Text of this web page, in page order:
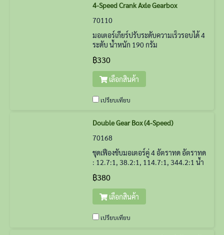
4-Speed Crank Axle Gearbox
70110
มอเตอร์เกียร์ปรับระดับความเร็วรอบได้ 4
ระดับ น้ำหนัก 190 กรัม
฿330
เลือกสินค้า
เปรียบเทียบ
Double Gear Box (4-Speed)
70168
ชุดเฟืองขับมอเตอร์คู่ 4 อัตราทด อัตราทด
: 12.7:1, 38.2:1, 114.7:1, 344.2:1 น้ำ
หนัก 220 กรัม
฿380
เลือกสินค้า
เปรียบเทียบ